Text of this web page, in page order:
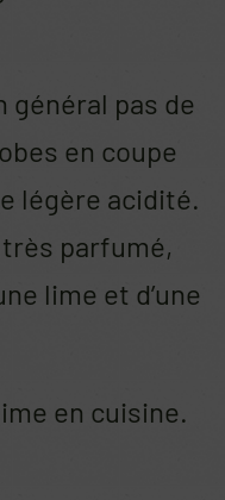
général pas de
en coupe
légère acidité.
très parfumé,
lime et d’une
en cuisine.